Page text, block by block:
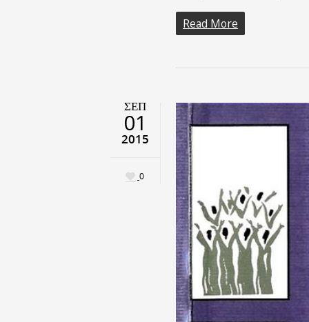
Read More
ΣΕΠ
01
2015
0